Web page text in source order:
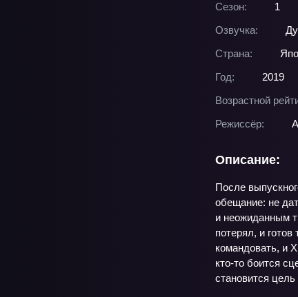
Сезон: 1
Озвучка:
Страна:
Год:
2019
Возрастной
Режиссёр:
Описание:
После
обещание: не
и неожиданным
потерял, и
командовать, и
кто-то боится
становится